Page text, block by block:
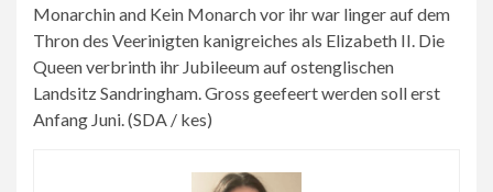
Monarchin and Kein Monarch vor ihr war linger auf dem
Thron des Veerinigten kanigreiches als Elizabeth II. Die
Queen verbrinth ihr Jubileeum auf ostenglischen
Landsitz Sandringham. Gross geefeert werden soll erst
Anfang Juni. (SDA / kes)